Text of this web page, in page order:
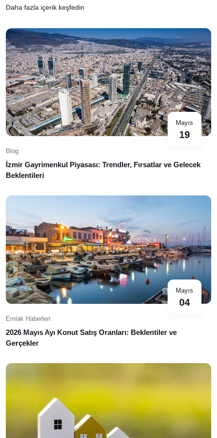
Daha fazla içerik keşfedin
Mayıs
19
Blog
İzmir Gayrimenkul Piyasası: Trendler, Fırsatlar ve Gelecek
Beklentileri
Mayıs
04
Emlak Haberleri
2026 Mayıs Ayı Konut Satış Oranları: Beklentiler ve
Gerçekler